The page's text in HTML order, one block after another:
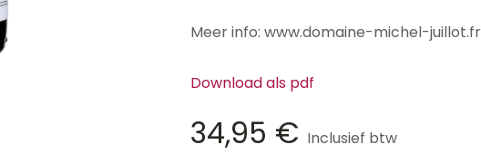
Meer info: www.domaine-michel-juillot.fr
Download als pdf
34,95 € Inclusief btw